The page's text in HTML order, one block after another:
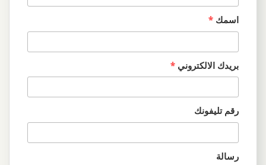
اسمك *
بريدك الالكتروني *
رقم تليفونك
رسالة